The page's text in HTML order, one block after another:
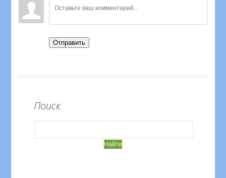
Отправить
Поиск